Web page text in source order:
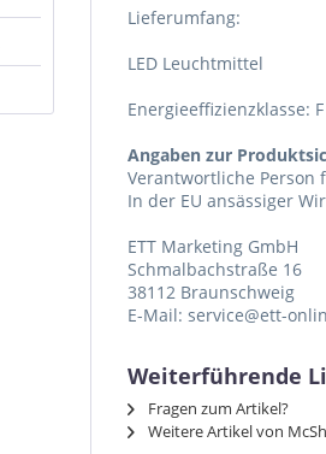
Lieferumfang:
LED Leuchtmittel
Energieeffizienzklasse: F
Angaben zur
Verantwortliche Person
In der EU ansässiger
ETT Marketing GmbH
Schmalbachstraße 16
38112 Braunschweig
E-Mail: service@ett-
Weiterführende
Fragen zum Artikel?
Weitere Artikel von